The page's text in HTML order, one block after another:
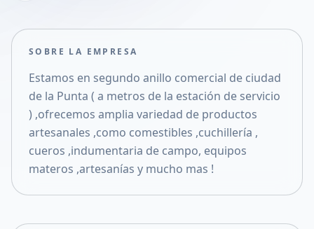
Compartir en X
SOBRE LA EMPRESA
Estamos en segundo anillo comercial de ciudad
de la Punta ( a metros de la estación de servicio
) ,ofrecemos amplia variedad de productos
artesanales ,como comestibles ,cuchillería ,
cueros ,indumentaria de campo, equipos
materos ,artesanías y mucho mas !